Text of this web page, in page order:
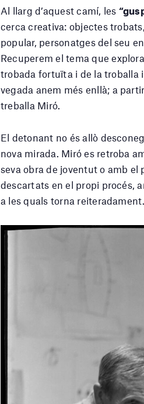
Al llarg d’aquest camí, les
cerca creativa: objectes
popular, personatges del seu
Recuperem el tema que
trobada fortuïta i de la troballa
vegada anem més enllà; a
treballa Miró.
El detonant no és allò
nova mirada. Miró es retroba
seva obra de joventut o amb
descartats en el propi procés,
a les quals torna